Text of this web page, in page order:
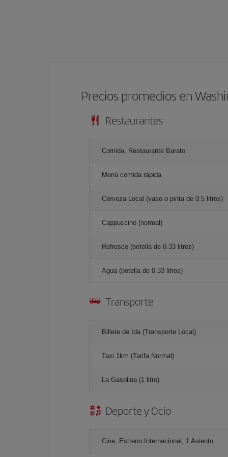
Precios promedios en
Restaurantes
Comida, Restaurante Barato
Menú comida rápida
Cerveza Local (vaso o pinta de 0.5 litros)
Cappuccino (normal)
Refresco (botella de 0.33 litros)
Agua (botella de 0.33 litros)
Transporte
Billete de Ida (Transporte Local)
Taxi 1km (Tarifa Normal)
La Gasolina (1 litro)
Deporte y Ocio
Cine, Estreno Internacional, 1 Asiento